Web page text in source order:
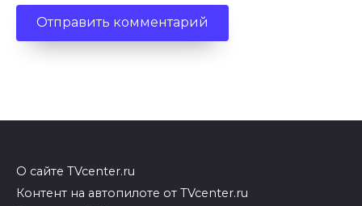
О сайте TVcenter.ru
Контент на автопилоте от TVcenter.ru